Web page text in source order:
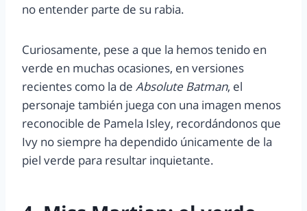
no entender parte de su rabia.
Curiosamente, pese a que la hemos tenido en
verde en muchas ocasiones, en versiones
recientes como la de Absolute Batman, el
personaje también juega con una imagen menos
reconocible de Pamela Isley, recordándonos que
Ivy no siempre ha dependido únicamente de la
piel verde para resultar inquietante.